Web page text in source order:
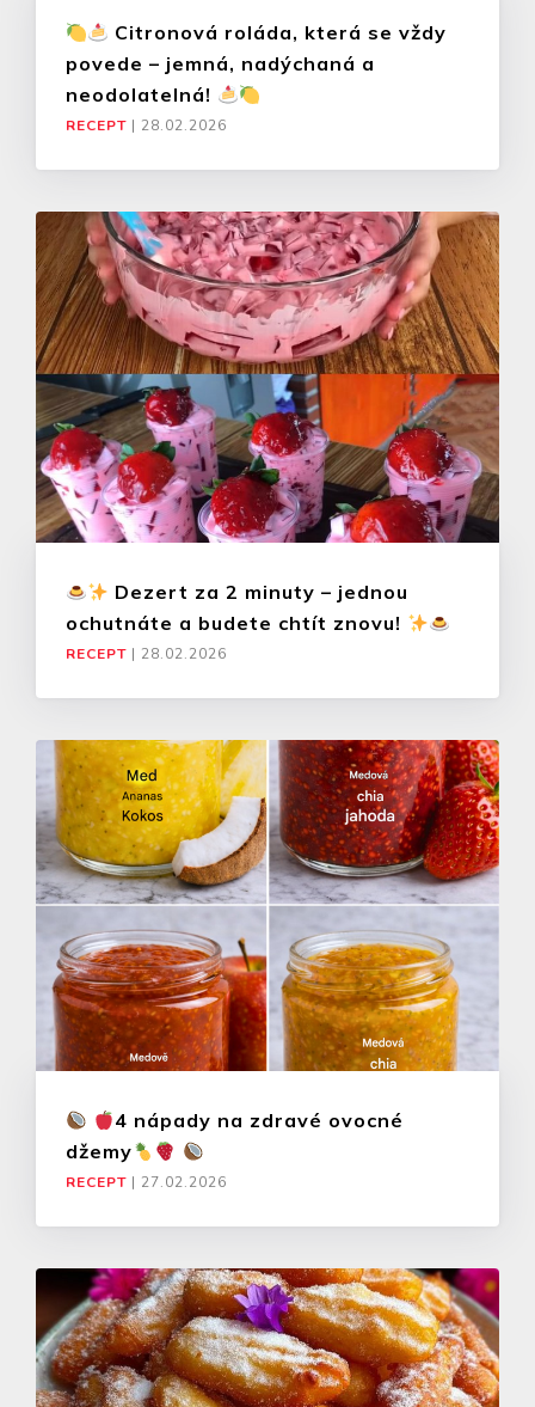
Citronová roláda, která se vždy
povede – jemná, nadýchaná a
neodolatelná!
RECEPT | 28.02.2026
Dezert za 2 minuty – jednou
ochutnáte a budete chtít znovu!
RECEPT | 28.02.2026
4 nápady na zdravé ovocné
džemy
RECEPT | 27.02.2026